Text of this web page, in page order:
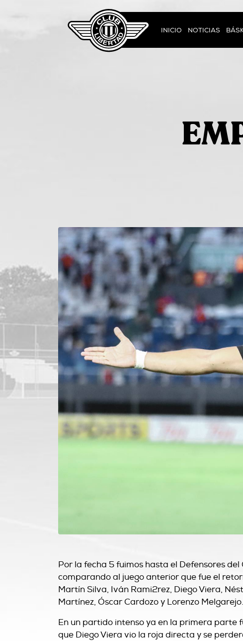
INICIO NOTICIAS
Por la fecha 5 fuimos hasta el Defensores
comparando al juego anterior que fue el
Martín Silva, Iván Rami2rez, Diego Viera,
Martínez, Óscar Cardozo y Lorenzo Melgarejo.
En un partido intenso ya en la primera
que Diego Viera vio la roja directa y se